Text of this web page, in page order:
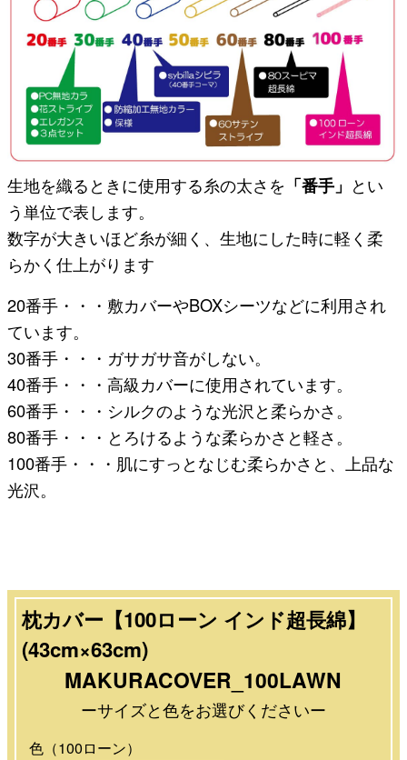
生地を織るときに使用する糸の太さを 「番手」 とい
う単位で表します。
数字が大きいほど糸が細く、生地にした時に軽く柔
らかく仕上がります
20番手・・・敷カバーやBOXシーツなどに利用され
ています。
30番手・・・ガサガサ音がしない。
40番手・・・高級カバーに使用されています。
60番手・・・シルクのような光沢と柔らかさ。
80番手・・・とろけるような柔らかさと軽さ。
100番手・・・肌にすっとなじむ柔らかさと、上品な
光沢。
枕カバー【100ローン インド超長綿】
(43cm×63cm)
MAKURACOVER_100LAWN
ーサイズと色をお選びくださいー
色（100ローン）